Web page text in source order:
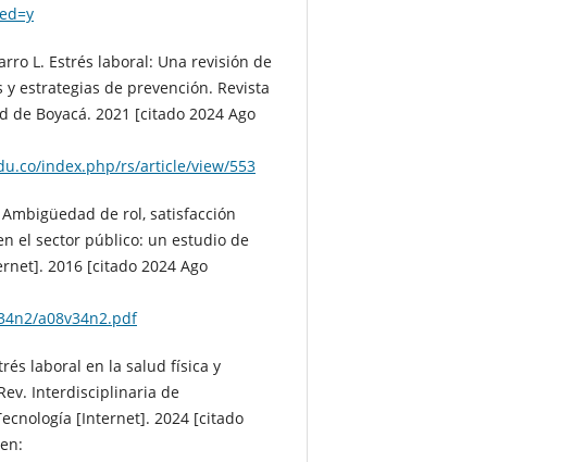
L. Estrés laboral: Una revisión de
estrategias de prevención. Revista
Boyacá. 2021 [citado 2024 Ago
index.php/rs/article/view/553
Ambigüedad de rol, satisfacción
el sector público: un estudio de
2016 [citado 2024 Ago
a08v34n2.pdf
laboral en la salud física y
Interdisciplinaria de
[Internet]. 2024 [citado